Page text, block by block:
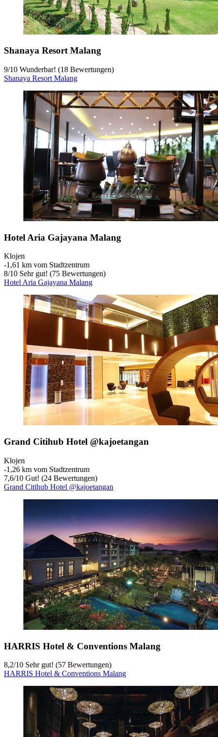
Shanaya Resort Malang
9/10 Wunderbar! (18 Bewertungen)
Shanaya Resort Malang
Hotel Aria Gajayana Malang
Klojen
‐1,61 km vom Stadtzentrum
8/10 Sehr gut! (75 Bewertungen)
Hotel Aria Gajayana Malang
Grand Citihub Hotel @kajoetangan
Klojen
‐1,26 km vom Stadtzentrum
7,6/10 Gut! (24 Bewertungen)
Grand Citihub Hotel @kajoetangan
HARRIS Hotel & Conventions Malang
8,2/10 Sehr gut! (57 Bewertungen)
HARRIS Hotel & Conventions Malang